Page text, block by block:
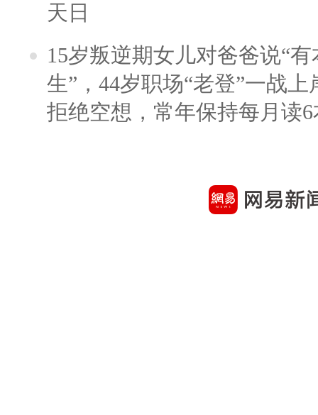
天日
15岁叛逆期女儿对爸爸说“
生”，44岁职场“老登”一战上
拒绝空想，常年保持每月读